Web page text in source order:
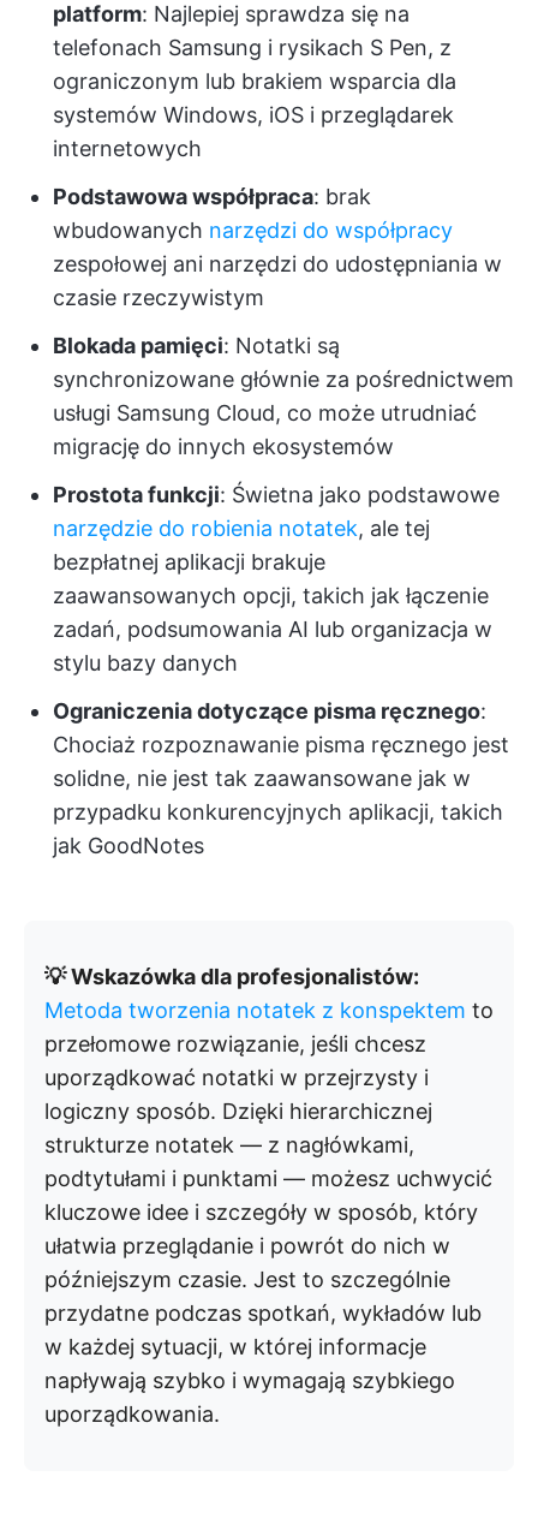
platform: Najlepiej sprawdza się na
telefonach Samsung i rysikach S Pen, z
ograniczonym lub brakiem wsparcia dla
systemów Windows, iOS i przeglądarek
internetowych
Podstawowa współpraca: brak
wbudowanych narzędzi do współpracy
zespołowej ani narzędzi do udostępniania w
czasie rzeczywistym
Blokada pamięci: Notatki są
synchronizowane głównie za pośrednictwem
usługi Samsung Cloud, co może utrudniać
migrację do innych ekosystemów
Prostota funkcji: Świetna jako podstawowe
narzędzie do robienia notatek, ale tej
bezpłatnej aplikacji brakuje
zaawansowanych opcji, takich jak łączenie
zadań, podsumowania AI lub organizacja w
stylu bazy danych
Ograniczenia dotyczące pisma ręcznego:
Chociaż rozpoznawanie pisma ręcznego jest
solidne, nie jest tak zaawansowane jak w
przypadku konkurencyjnych aplikacji, takich
jak GoodNotes
💡 Wskazówka dla profesjonalistów:
Metoda tworzenia notatek z konspektem to
przełomowe rozwiązanie, jeśli chcesz
uporządkować notatki w przejrzysty i
logiczny sposób. Dzięki hierarchicznej
strukturze notatek — z nagłówkami,
podtytułami i punktami — możesz uchwycić
kluczowe idee i szczegóły w sposób, który
ułatwia przeglądanie i powrót do nich w
późniejszym czasie. Jest to szczególnie
przydatne podczas spotkań, wykładów lub
w każdej sytuacji, w której informacje
napływają szybko i wymagają szybkiego
uporządkowania.